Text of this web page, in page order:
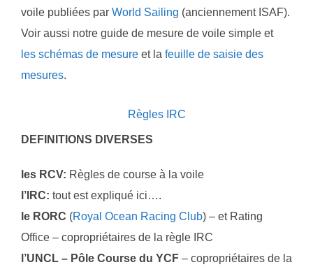
voile publiées par World Sailing (anciennement ISAF).
Voir aussi notre guide de mesure de voile simple et
les schémas de mesure et la feuille de saisie des
mesures.
Règles IRC
DEFINITIONS DIVERSES
les RCV: Règles de course à la voile
l’IRC: tout est expliqué ici….
le RORC (Royal Ocean Racing Club) – et Rating
Office – copropriétaires de la règle IRC
l’UNCL – Pôle Course du YCF – copropriétaires de la